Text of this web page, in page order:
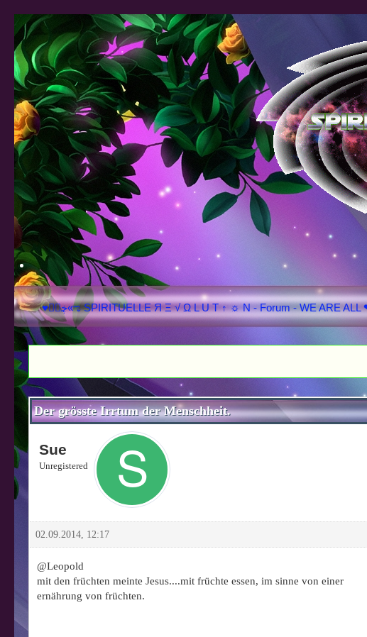
1 Bewertung(en) - 5 im Durchschnitt
1
2
3
4
5
Der grösste Irrtum der Menschheit.
Sue
Unregistered
02.09.2014, 12:17
@Leopold
mit den früchten meinte Jesus....mit früchte essen, im sinne von einer
ernährung von früchten.